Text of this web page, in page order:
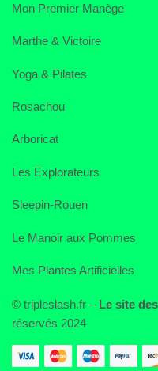
Mon Premier Manège
Marthe & Victoire
Yoga & Pilates
Rosachou
Arboricat
Les Explorateurs
Sleepin-Rouen
Le Manoir aux Pommes
Mes Plantes Artificielles
© tripleslash.fr – Le site
réservés 2024